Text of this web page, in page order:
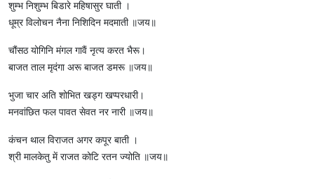
शुम्भ निशुम्भ बिडारे महिषासुर घाती ।
धूम्र विलोचन नैना निशिदिन मदमाती ॥जय॥
चौंसठ योगिनि मंगल गावैं नृत्य करत भैरू।
बाजत ताल मृदंगा अरू बाजत डमरू ॥जय॥
भुजा चार अति शोभित खड्ग खप्परधारी।
मनवांछित फल पावत सेवत नर नारी ॥जय॥
कंचन थाल विराजत अगर कपूर बाती ।
श्री मालकेतु में राजत कोटि रतन ज्योति ॥जय॥